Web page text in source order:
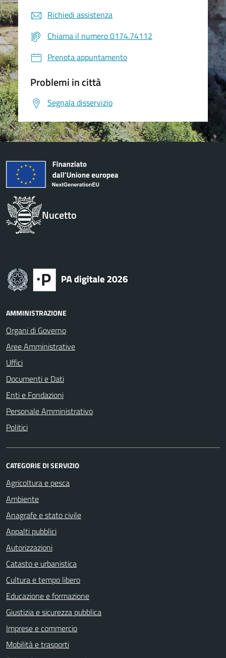
Richiedi assistenza
Chiama il numero 0174.74112
Prenota appuntamento
Problemi in città
Segnala disservizio
Nucetto
AMMINISTRAZIONE
Organi di Governo
Aree Amministrative
Uffici
Documenti e Dati
Enti e Fondazioni
Personale Amministrativo
Politici
CATEGORIE DI SERVIZIO
Agricoltura e pesca
Ambiente
Anagrafe e stato civile
Appalti pubblici
Autorizzazioni
Catasto e urbanistica
Cultura e tempo libero
Educazione e formazione
Giustizia e sicurezza pubblica
Imprese e commercio
Mobilità e trasporti